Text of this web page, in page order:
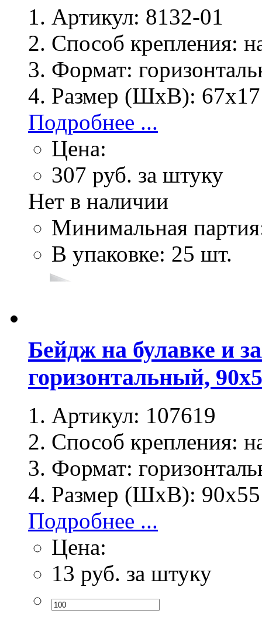
Артикул: 8132-01
Способ крепления:
Формат:
Размер (ШхВ):
Подробнее ...
Цена:
307 руб. за штуку
Нет в наличии
Минимальная
В упаковке: 25 шт.
Бейдж на булавке и
горизонтальный,
Артикул: 107619
Способ крепления:
Формат:
Размер (ШхВ):
Подробнее ...
Цена:
13 руб. за штуку